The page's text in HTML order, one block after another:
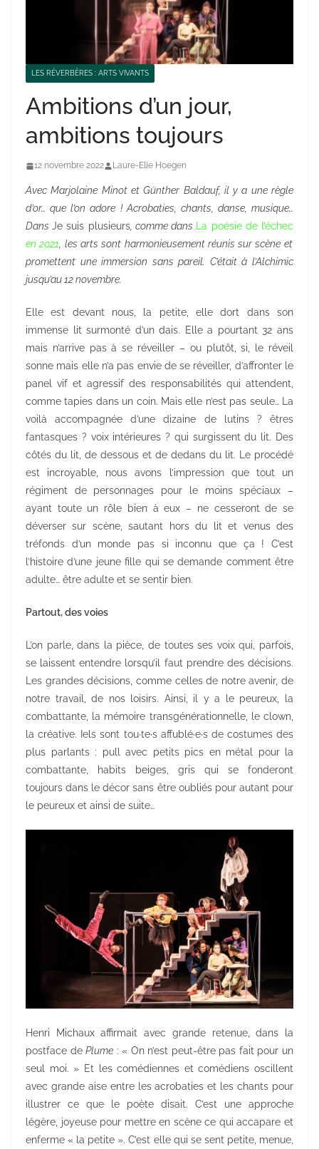
LES RÉVERBÈRES : ARTS VIVANTS
Ambitions d’un jour,
ambitions toujours
12 novembre 2022 Laure-Elie Hoegen
Avec Marjolaine Minot et Günther Baldauf, il y a une règle
d’or… que l’on adore ! Acrobaties, chants, danse, musique…
DansJe suis plusieurs, comme dans
La poésie de l’échec
en 2021 , les arts sont harmonieusement réunis sur scène et
promettent une immersion sans pareil. C’était à l’Alchimic
jusqu’au 12 novembre.
Elle est devant nous, la petite, elle dort dans son
immense lit surmonté d’un dais. Elle a pourtant 32 ans
mais n’arrive pas à se réveiller – ou plutôt, si, le réveil
sonne mais elle n’a pas envie de se réveiller, d’affronter le
panel vif et agressif des responsabilités qui attendent,
comme tapies dans un coin. Mais elle n’est pas seule… La
voilà accompagnée d’une dizaine de lutins ? êtres
fantasques ? voix intérieures ? qui surgissent du lit. Des
côtés du lit, de dessous et de dedans du lit. Le procédé
est incroyable, nous avons l’impression que tout un
régiment de personnages pour le moins spéciaux –
ayant toute un rôle bien à eux – ne cesseront de se
déverser sur scène, sautant hors du lit et venus des
tréfonds d’un monde pas si inconnu que ça ! C’est
l’histoire d’une jeune fille qui se demande comment être
adulte… être adulte et se sentir bien.
Partout, des voies
L’on parle, dans la pièce, de toutes ses voix qui, parfois,
se laissent entendre lorsqu’il faut prendre des décisions.
Les grandes décisions, comme celles de notre avenir, de
notre travail, de nos loisirs. Ainsi, il y a le peureux, la
combattante, la mémoire transgénérationnelle, le clown,
la créative. Iels sont tou·te·s affublé·e·s de costumes des
plus parlants : pull avec petits pics en métal pour la
combattante, habits beiges, gris qui se fonderont
toujours dans le décor sans être oubliés pour autant pour
le peureux et ainsi de suite…
Henri Michaux affirmait avec grande retenue, dans la
postface dePlume : « On n’est peut-être pas fait pour un
seul moi. » Et les comédiennes et comédiens oscillent
avec grande aise entre les acrobaties et les chants pour
illustrer ce que le poète disait. C’est une approche
légère, joyeuse pour mettre en scène ce qui accapare et
enferme « la petite ». C’est elle qui se sent petite, menue,